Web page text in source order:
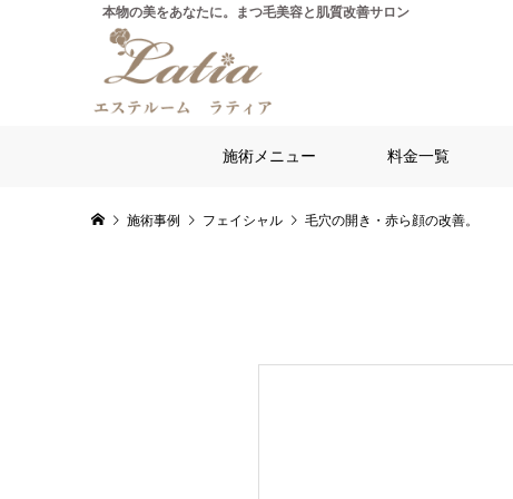
施術メニュー 料金一覧
施術事例 フェイシャル 毛穴の開き・赤ら顔の改善。